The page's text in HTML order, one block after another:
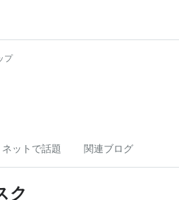
プ
ネットで話題 関連ブログ
ク